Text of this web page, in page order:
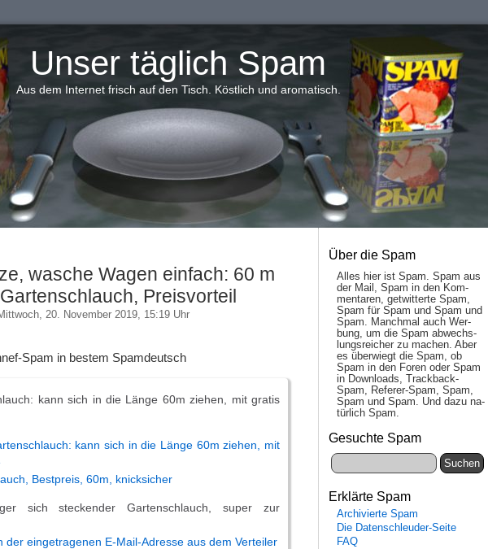
Unser täglich Spam
Aus dem Internet frisch auf den Tisch. Köstlich und aromatisch.
wasche Wagen einfach: 60 m
Preisvorteil
20. November 2019, 15:19 Uhr
Spam in bestem Spamdeutsch
kann sich in die Länge 60m ziehen, mit gratis
kann sich in die Länge 60m ziehen, mit
Bestpreis, 60m, knicksicher
sich steckender Gartenschlauch, super zur
der eingetragenen E-Mail-Adresse aus dem Verteiler
Über die Spam
Alles hier ist Spam. Spam aus
der Mail, Spam in den Kom­
men­taren, ge­twit­ter­te Spam,
Spam für Spam und Spam und
Spam. Manch­mal auch Wer­
bung, um die Spam ab­wechs­
lungs­reich­er zu mach­en. Aber
es über­wiegt die Spam, ob
Spam in den Fo­ren oder Spam
in Down­loads, Track­back-
Spam, Re­fe­rer-Spam, Spam,
Spam und Spam. Und da­zu na­
tür­lich Spam.
Gesuchte Spam
Erklärte Spam
Archivierte Spam
Die Datenschleuder-Seite
FAQ